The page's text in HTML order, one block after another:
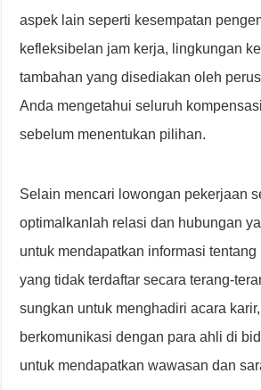
aspek lain seperti kesempatan
kefleksibelan jam kerja, lingkungan
tambahan yang disediakan oleh
Anda mengetahui seluruh
sebelum menentukan pilihan.
Selain mencari lowongan pekerjaan
optimalkanlah relasi dan hubungan
untuk mendapatkan informasi
yang tidak terdaftar secara terang-
sungkan untuk menghadiri acara
berkomunikasi dengan para ahli di
untuk mendapatkan wawasan dan